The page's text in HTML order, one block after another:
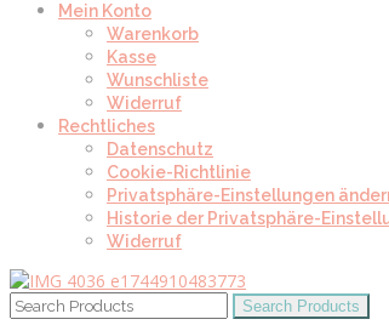
Mein Konto
Warenkorb
Kasse
Wunschliste
Widerruf
Rechtliches
Datenschutz
Cookie-Richtlinie
Privatsphäre-Einstellungen
Historie der Privatsphäre-
Widerruf